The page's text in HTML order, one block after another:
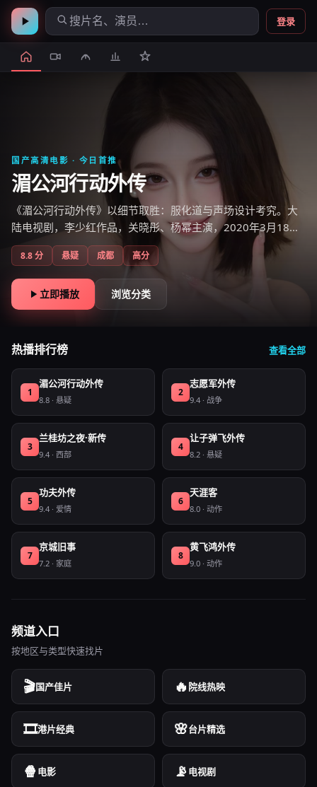
登录
国产高清电影 · 今日首推
湄公河行动外传
《湄公河行动外传》以细节取胜：服化道与声场设计考究。大
陆电视剧，李少红作品，关晓彤、杨幂主演，2020年3月18日
上线，国产电影免费在线观看高清即点即播。
8.8分 悬疑 成都 高分
立即播放 浏览分类
热播排行榜 查看全部
1
湄公河行动外传
8.8 · 悬疑
2
志愿军外传
9.4 · 战争
3
兰桂坊之夜·新传
9.4 · 西部
4
让子弹飞外传
8.2 · 悬疑
5
功夫外传
9.4 · 爱情
6
天涯客
8.0 · 动作
7
京城旧事
7.2 · 家庭
8
黄飞鸿外传
9.0 · 动作
频道入口
按地区与类型快速找片
🎬国产佳片 🔥 院线热映
🎞️港片经典 🌸台片精选
🍿 电影 📡 电视剧